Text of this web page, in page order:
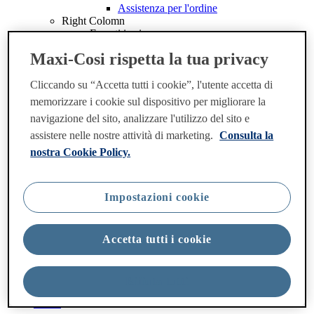
Assistenza per l'ordine
Right Colomn
Esperti in sicurezza
<
Giocattoli
Left colomn
Naviga per categoria
Vedi tutti Giocattoli
Giocattoli da viaggio
Gymini & tappetini da gioco
Set regalo
Giostrine & Giochi da lettino
Middle colomn
Assistenza & Servizi
Assistenza per l'ordine
Right Colomn
Maxi-Cosi rispetta la tua privacy
Cliccando su “Accetta tutti i cookie”, l'utente accetta di
memorizzare i cookie sul dispositivo per migliorare la
navigazione del sito, analizzare l'utilizzo del sito e
assistere nelle nostre attività di marketing.
Consulta la
nostra Cookie Policy.
Accetta tutti i cookie
Impostazioni cookie